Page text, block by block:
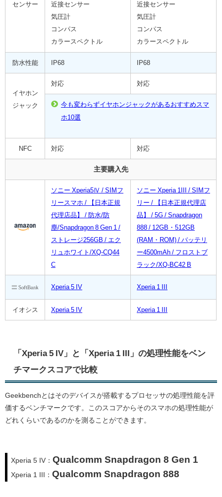
センサー
近接センサー
気圧計
コンパス
カラースペクトル
近接センサー
気圧計
コンパス
カラースペクトル
防水性能 IP68 IP68
イヤホン
ジャック
対応 対応
今も変わらずイヤホンジャックがあるおすすめスマ
ホ10選
NFC 対応 対応
主要購入先
ソニー Xperia5Ⅳ / SIMフ
リースマホ / 【日本正規
代理店品】 / 防水/防
塵/Snapdragon 8 Gen 1 /
ストレージ256GB / エク
リュホワイト/XQ-CQ44
C
ソニー Xperia 1III / SIMフ
リー / 【日本正規代理店
品】 / 5G / Snapdragon
888 / 12GB・512GB
(RAM・ROM) / バッテリ
ー4500mAh / フロストブ
ラック/XQ-BC42 B
Xperia 5 IV Xperia 1 III
イオシス Xperia 5 IV Xperia 1 III
「Xperia 5 IV」と「Xperia 1 III」の処理性能をベン
チマークスコアで比較
Geekbenchとはそのデバイスが搭載するプロセッサの処理性能を評
価するベンチマークです。このスコアからそのスマホの処理性能が
どれくらいであるのかを測ることができます。
Xperia 5 IV： Qualcomm Snapdragon 8 Gen 1
Xperia 1 III： Qualcomm Snapdragon 888